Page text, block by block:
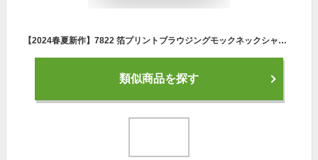
【2024春夏新作】7822 箔プリントブラウジングモックネックシャツ ゴルフウェア レディース デルソル ゴルフ M L LL 3L 大きいサイズ 春 夏 トップス ゆったり 女子 ネイビー グレー ライトブルー 紺 水色 半袖 吸水速乾 ブラウジング さらり ポスト投函 送料無料
類似商品を探す